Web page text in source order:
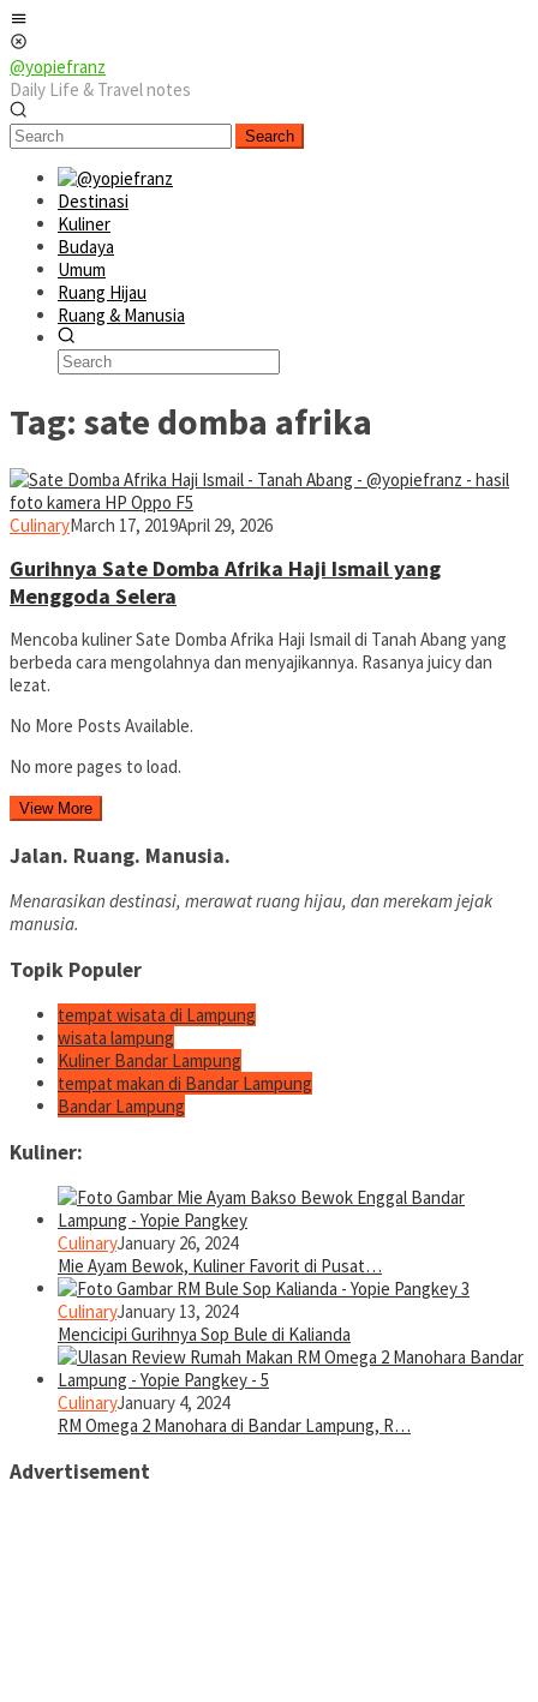
Skip
to
content
@yopiefranz
Daily Life & Travel notes
Search
Destinasi
Kuliner
Budaya
Umum
Ruang Hijau
Ruang & Manusia
Tag: sate domba afrika
Culinaryyopiefranz
March 17, 2019April 29, 2026
Gurihnya Sate Domba Afrika Haji Ismail yang
Menggoda Selera
Mencoba kuliner Sate Domba Afrika Haji Ismail di Tanah Abang yang
berbeda cara mengolahnya dan menyajikannya. Rasanya juicy dan
lezat.
No More Posts Available.
No more pages to load.
View More
Jalan. Ruang. Manusia.
Menarasikan destinasi, merawat ruang hijau, dan merekam jejak
manusia.
Topik Populer
tempat wisata di Lampung
wisata lampung
Kuliner Bandar Lampung
tempat makan di Bandar Lampung
Bandar Lampung
Kuliner:
CulinaryJanuary 26, 2024
Mie Ayam Bewok, Kuliner Favorit di Pusat…
CulinaryJanuary 13, 2024
Mencicipi Gurihnya Sop Bule di Kalianda
CulinaryJanuary 4, 2024
RM Omega 2 Manohara di Bandar Lampung, R…
Advertisement